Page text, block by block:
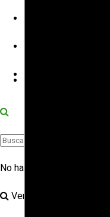
No hay resultados
Ver todos los resultados